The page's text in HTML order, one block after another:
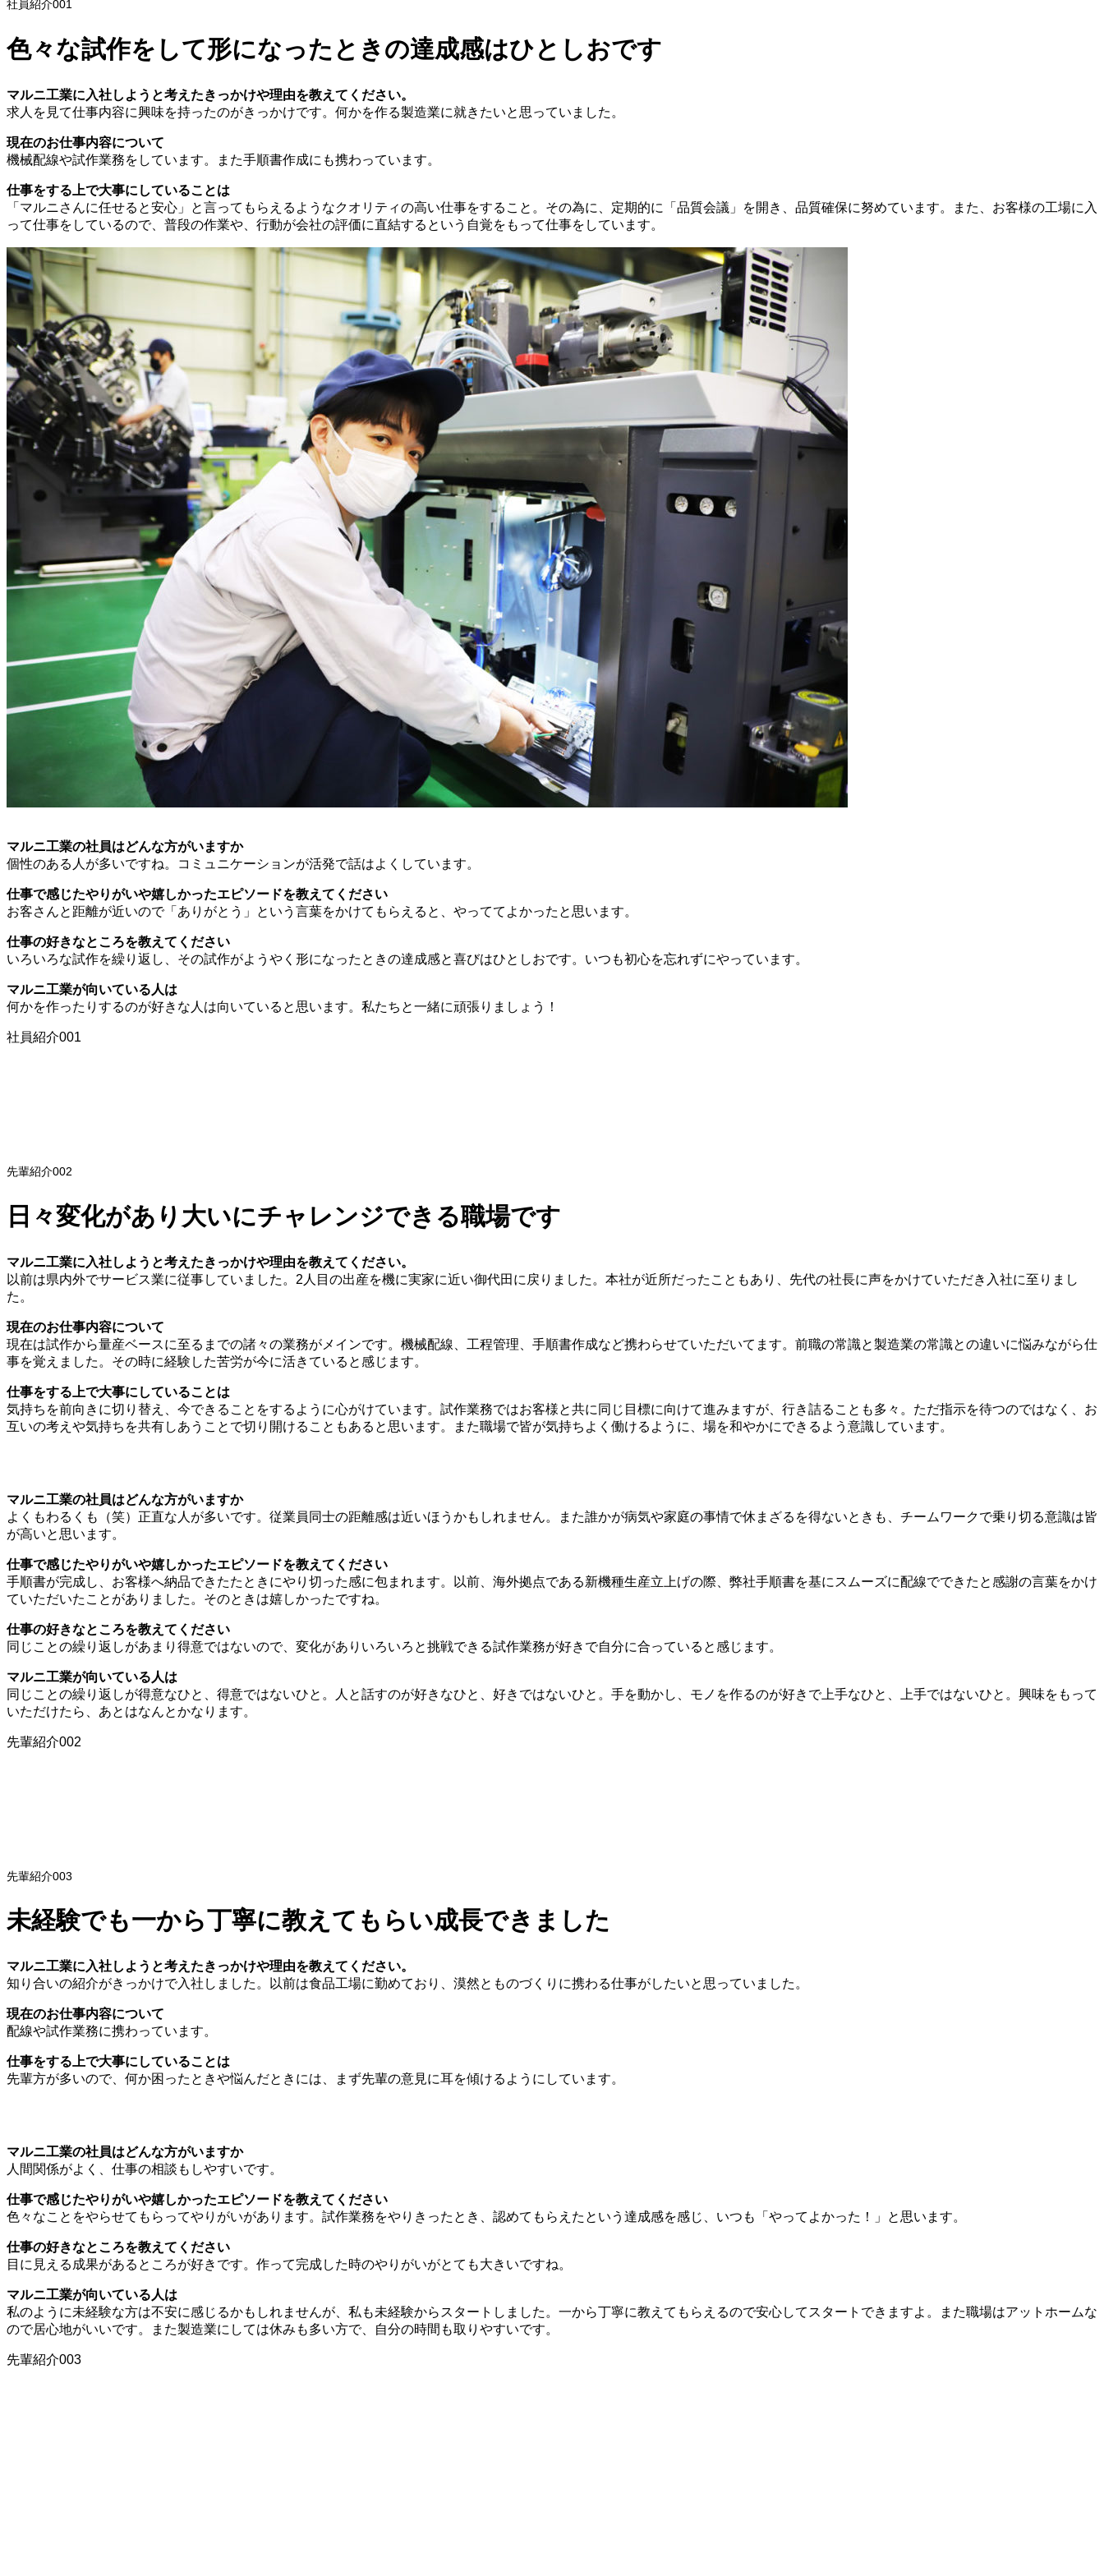
社員紹介001
色々な試作をして形になったときの達成感はひとしおです
マルニ工業に入社しようと考えたきっかけや理由を教えてください。
求人を見て仕事内容に興味を持ったのがきっかけです。何かを作る製造業に就きたいと思っていました。
現在のお仕事内容について
機械配線や試作業務をしています。また手順書作成にも携わっています。
仕事をする上で大事にしていることは
「マルニさんに任せると安心」と言ってもらえるようなクオリティの高い仕事をすること。その為に、定期的に「品質会議」を開き、品質確保に努めています。また、お客様の工場に入
って仕事をしているので、普段の作業や、行動が会社の評価に直結するという自覚をもって仕事をしています。
マルニ工業の社員はどんな方がいますか
個性のある人が多いですね。コミュニケーションが活発で話はよくしています。
仕事で感じたやりがいや嬉しかったエピソードを教えてください
お客さんと距離が近いので「ありがとう」という言葉をかけてもらえると、やっててよかったと思います。
仕事の好きなところを教えてください
いろいろな試作を繰り返し、その試作がようやく形になったときの達成感と喜びはひとしおです。いつも初心を忘れずにやっています。
マルニ工業が向いている人は
何かを作ったりするのが好きな人は向いていると思います。私たちと一緒に頑張りましょう！
社員紹介001
先輩紹介002
日々変化があり大いにチャレンジできる職場です
マルニ工業に入社しようと考えたきっかけや理由を教えてください。
以前は県内外でサービス業に従事していました。2人目の出産を機に実家に近い御代田に戻りました。本社が近所だったこともあり、先代の社長に声をかけていただき入社に至りまし
た。
現在のお仕事内容について
現在は試作から量産ベースに至るまでの諸々の業務がメインです。機械配線、工程管理、手順書作成など携わらせていただいてます。前職の常識と製造業の常識との違いに悩みながら仕
事を覚えました。その時に経験した苦労が今に活きていると感じます。
仕事をする上で大事にしていることは
気持ちを前向きに切り替え、今できることをするように心がけています。試作業務ではお客様と共に同じ目標に向けて進みますが、行き詰ることも多々。ただ指示を待つのではなく、お
互いの考えや気持ちを共有しあうことで切り開けることもあると思います。また職場で皆が気持ちよく働けるように、場を和やかにできるよう意識しています。
マルニ工業の社員はどんな方がいますか
よくもわるくも（笑）正直な人が多いです。従業員同士の距離感は近いほうかもしれません。また誰かが病気や家庭の事情で休まざるを得ないときも、チームワークで乗り切る意識は皆
が高いと思います。
仕事で感じたやりがいや嬉しかったエピソードを教えてください
手順書が完成し、お客様へ納品できたたときにやり切った感に包まれます。以前、海外拠点である新機種生産立上げの際、弊社手順書を基にスムーズに配線でできたと感謝の言葉をかけ
ていただいたことがありました。そのときは嬉しかったですね。
仕事の好きなところを教えてください
同じことの繰り返しがあまり得意ではないので、変化がありいろいろと挑戦できる試作業務が好きで自分に合っていると感じます。
マルニ工業が向いている人は
同じことの繰り返しが得意なひと、得意ではないひと。人と話すのが好きなひと、好きではないひと。手を動かし、モノを作るのが好きで上手なひと、上手ではないひと。興味をもって
いただけたら、あとはなんとかなります。
先輩紹介002
先輩紹介003
未経験でも一から丁寧に教えてもらい成長できました
マルニ工業に入社しようと考えたきっかけや理由を教えてください。
知り合いの紹介がきっかけで入社しました。以前は食品工場に勤めており、漠然とものづくりに携わる仕事がしたいと思っていました。
現在のお仕事内容について
配線や試作業務に携わっています。
仕事をする上で大事にしていることは
先輩方が多いので、何か困ったときや悩んだときには、まず先輩の意見に耳を傾けるようにしています。
マルニ工業の社員はどんな方がいますか
人間関係がよく、仕事の相談もしやすいです。
仕事で感じたやりがいや嬉しかったエピソードを教えてください
色々なことをやらせてもらってやりがいがあります。試作業務をやりきったとき、認めてもらえたという達成感を感じ、いつも「やってよかった！」と思います。
仕事の好きなところを教えてください
目に見える成果があるところが好きです。作って完成した時のやりがいがとても大きいですね。
マルニ工業が向いている人は
私のように未経験な方は不安に感じるかもしれませんが、私も未経験からスタートしました。一から丁寧に教えてもらえるので安心してスタートできますよ。また職場はアットホームな
ので居心地がいいです。また製造業にしては休みも多い方で、自分の時間も取りやすいです。
先輩紹介003